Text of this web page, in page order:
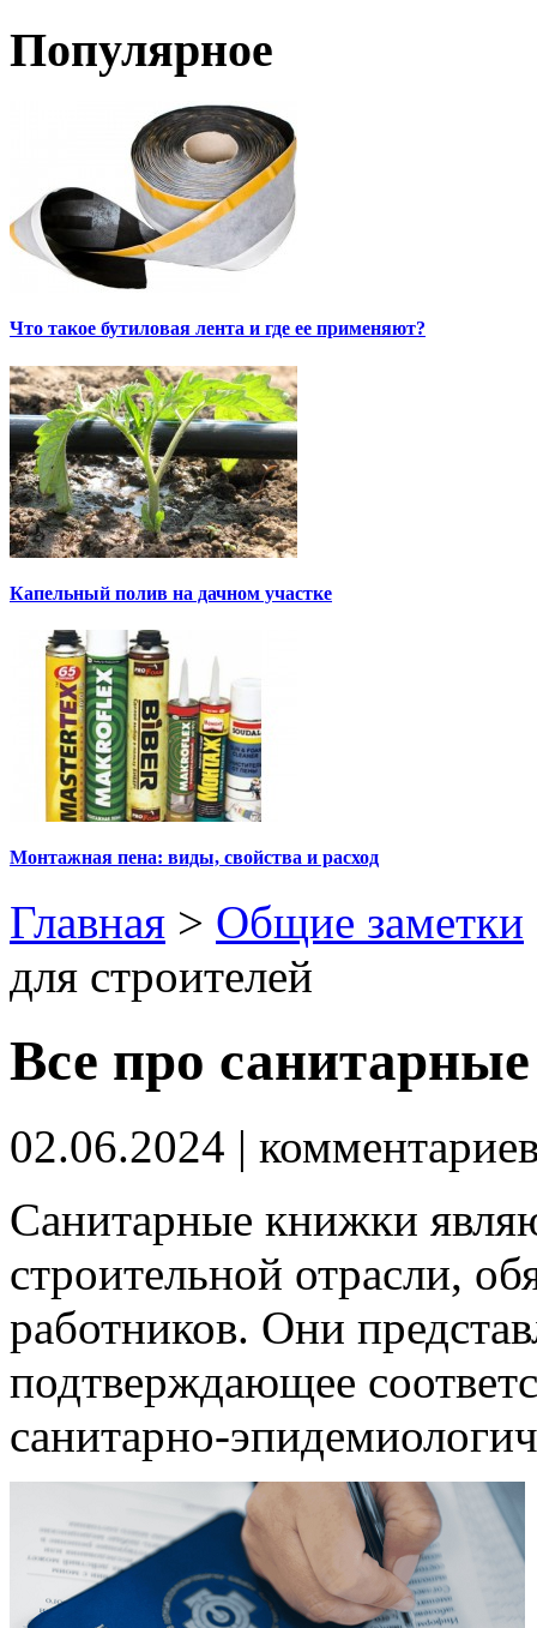
Популярное
Что такое бутиловая лента и где ее применяют?
Капельный полив на дачном участке
Монтажная пена: виды, свойства и расход
Главная > Общие заметки
для строителей
Все про
02.06.2024 |
Санитарные книжки
строительной отрасли,
работников. Они
подтверждающее
санитарно-